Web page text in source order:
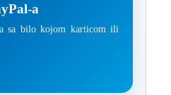
a
sa bilo kojom karticom ili